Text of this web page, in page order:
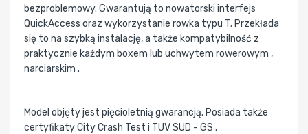
bezproblemowy. Gwarantują to nowatorski interfejs
QuickAccess oraz wykorzystanie rowka typu T. Przekłada
się to na szybką instalację, a także kompatybilność z
praktycznie każdym boxem lub uchwytem rowerowym ,
narciarskim .
Model objęty jest pięcioletnią gwarancją. Posiada także
certyfikaty City Crash Test i TUV SUD - GS .